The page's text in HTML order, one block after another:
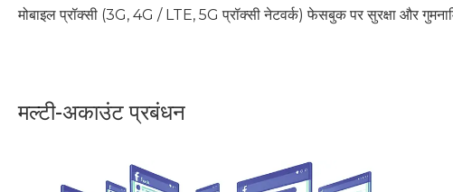
मोबाइल प्रॉक्सी (3G, 4G / LTE, 5G प्रॉक्सी नेटवर्क) फेसबुक पर सुरक्षा और
मल्टी-अकाउंट प्रबंधन